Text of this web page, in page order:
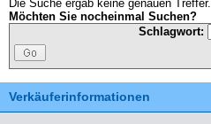
Die Suche ergab keine genauen Treffer.
Möchten Sie nocheinmal Suchen?
Schlagwort:
Verkäuferinformationen